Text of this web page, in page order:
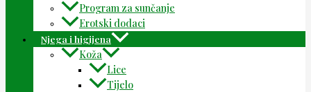
Program za sunčanje
Erotski dodaci
Njega i higijena
Koža
Lice
Tijelo